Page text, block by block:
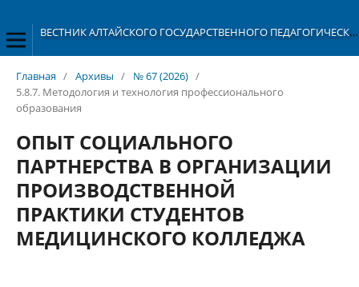
ВЕСТНИК АЛТАЙСКОГО ГОСУДАРСТВЕННОГО ПЕДАГОГИЧЕСКОГО УНИВЕРСИТЕТА
Главная / Архивы / № 67 (2026) /
5.8.7. Методология и технология профессионального
образования
ОПЫТ СОЦИАЛЬНОГО
ПАРТНЕРСТВА В ОРГАНИЗАЦИИ
ПРОИЗВОДСТВЕННОЙ
ПРАКТИКИ СТУДЕНТОВ
МЕДИЦИНСКОГО КОЛЛЕДЖА